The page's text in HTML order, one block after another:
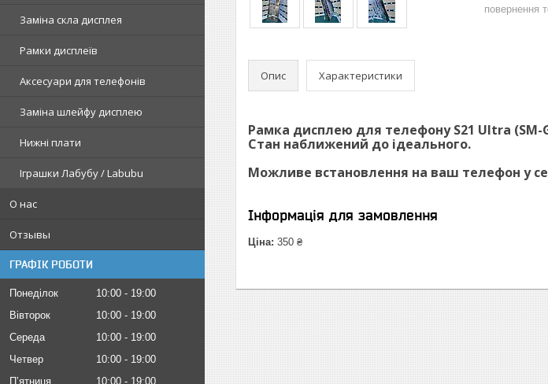
Заміна скла дисплея
Рамки дисплеїв
Аксесуари для телефонів
Заміна шлейфу дисплею
Нижні плати
Іграшки Лабубу / Labubu
О нас
Отзывы
ГРАФІК РОБОТИ
Понеділок 10:00
19:00
Вівторок
10:00
19:00
Середа
10:00
19:00
Четвер
10:00
19:00
Пʼятниця
10:00
19:00
повернення
Опис Характеристики
Рамка дисплею для телефону S21 Ultra (SM-
Стан наближений до ідеального.
Можливе встановлення на ваш телефон у
Інформація для замовлення
Ціна: 350 ₴